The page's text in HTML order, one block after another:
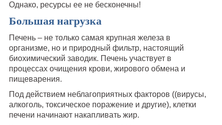
Однако, ресурсы ее не бесконечны!
Большая нагрузка
Печень – не только самая крупная железа в
организме, но и природный фильтр, настоящий
биохимический заводик. Печень участвует в
процессах очищения крови, жирового обмена и
пищеварения.
Под действием неблагоприятных факторов ((вирусы,
алкоголь, токсическое поражение и другие), клетки
печени начинают накапливать жир.